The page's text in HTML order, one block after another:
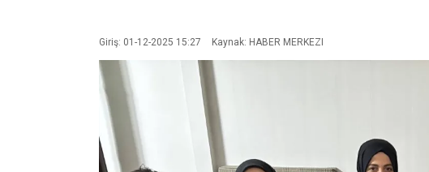
Giriş: 01-12-2025 15:27 Kaynak: HABER MERKEZI